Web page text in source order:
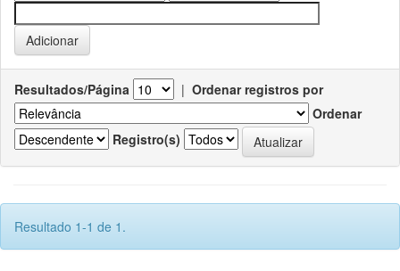
Resultados/Página | Ordenar registros por
Ordenar
Registro(s)
Resultado 1-1 de 1.